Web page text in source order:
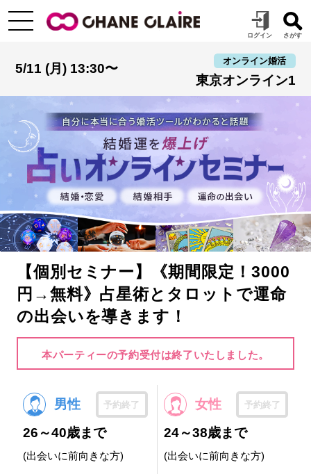
5/11 (月) 13:30〜
オンライン婚活
東京オンライン1
【個別セミナー】《期間限定！3000
円→無料》占星術とタロットで運命
の出会いを導きます！
本パーティーの予約受付は終了いたしました。
男性 予約終了
26～40歳まで
(出会いに前向きな方)
女性 予約終了
24～38歳まで
(出会いに前向きな方)